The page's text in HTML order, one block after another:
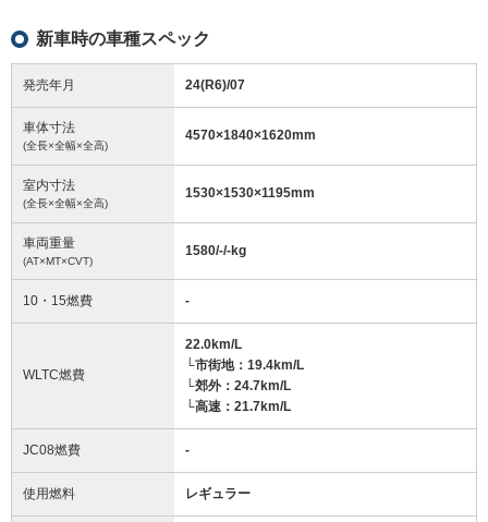
新車時の車種スペック
発売年月 24(R6)/07
車体寸法
(全長×全幅×全高)
4570×1840×1620mm
室内寸法
(全長×全幅×全高)
1530×1530×1195mm
車両重量
(AT×MT×CVT)
1580/-/-kg
10・15燃費 -
WLTC燃費
22.0km/L
└市街地：19.4km/L
└郊外：24.7km/L
└高速：21.7km/L
JC08燃費 -
使用燃料 レギュラー